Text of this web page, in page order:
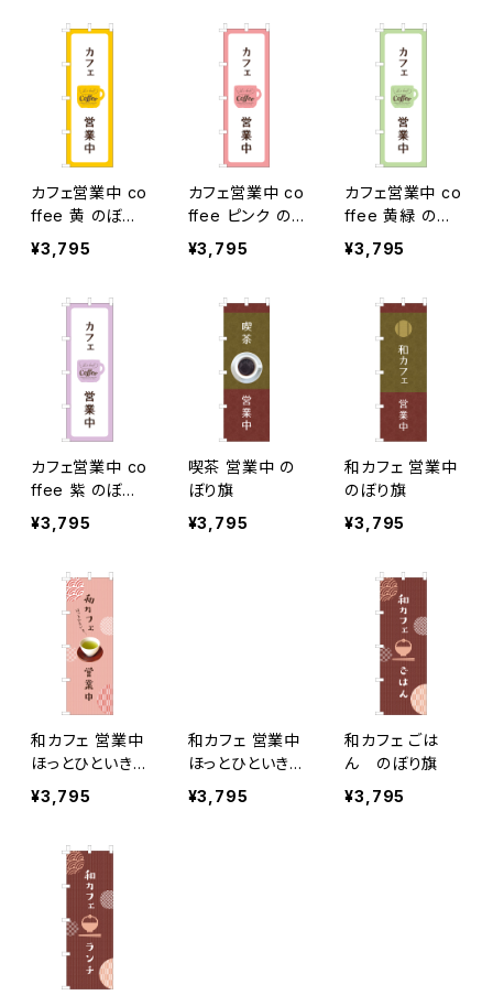
カフェ営業中 co
ffee 黄 のぼり
旗
¥3,795
カフェ営業中 co
ffee ピンク の
ぼり旗
¥3,795
カフェ営業中 co
ffee 黄緑 のぼ
り旗
¥3,795
カフェ営業中 co
ffee 紫 のぼり
旗
¥3,795
喫茶 営業中 の
ぼり旗
¥3,795
和カフェ 営業中
のぼり旗
¥3,795
和カフェ 営業中
ほっとひといき…
緑茶 のぼり旗
¥3,795
和カフェ 営業中
ほっとひといき…
抹茶 のぼり旗
¥3,795
和カフェ ごは
ん のぼり旗
¥3,795